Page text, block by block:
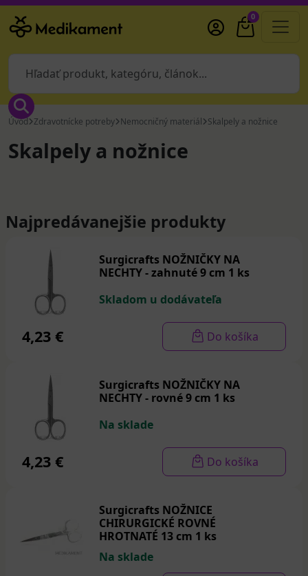
0
Úvod Zdravotnícke potreby Nemocničný materiál Skalpely a nožnice
Skalpely a nožnice
Najpredávanejšie produkty
Surgicrafts NOŽNIČKY NA
NECHTY - zahnuté 9 cm 1 ks
Skladom u dodávateľa
4,23 € Do košíka
Surgicrafts NOŽNIČKY NA
NECHTY - rovné 9 cm 1 ks
Na sklade
4,23 € Do košíka
Surgicrafts NOŽNICE
CHIRURGICKÉ ROVNÉ
HROTNATÉ 13 cm 1 ks
Na sklade